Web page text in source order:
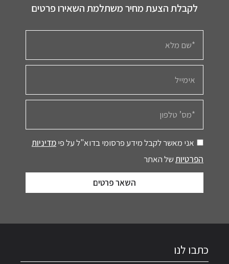
לקבלת הצעת מחיר משתלמת השאירו פרטים
אני מאשר לקבל מידע פרסומי בדוא"ל על פימדיניות
הפרטיותשל האתר
השאר פרטים
כתבו לנו